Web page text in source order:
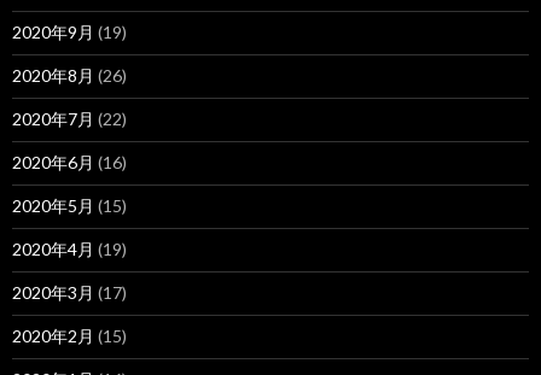
2020年9月 (19)
2020年8月 (26)
2020年7月 (22)
2020年6月 (16)
2020年5月 (15)
2020年4月 (19)
2020年3月 (17)
2020年2月 (15)